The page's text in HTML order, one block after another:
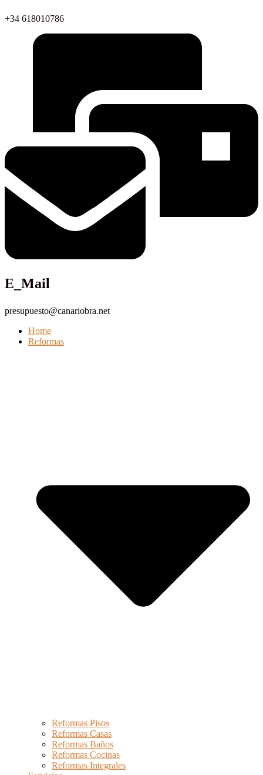
+34 618010786
E_Mail
presupuesto@canariobra.net
Home
Reformas
Reformas Pisos
Reformas Casas
Reformas Baños
Reformas Cocinas
Reformas Integrales